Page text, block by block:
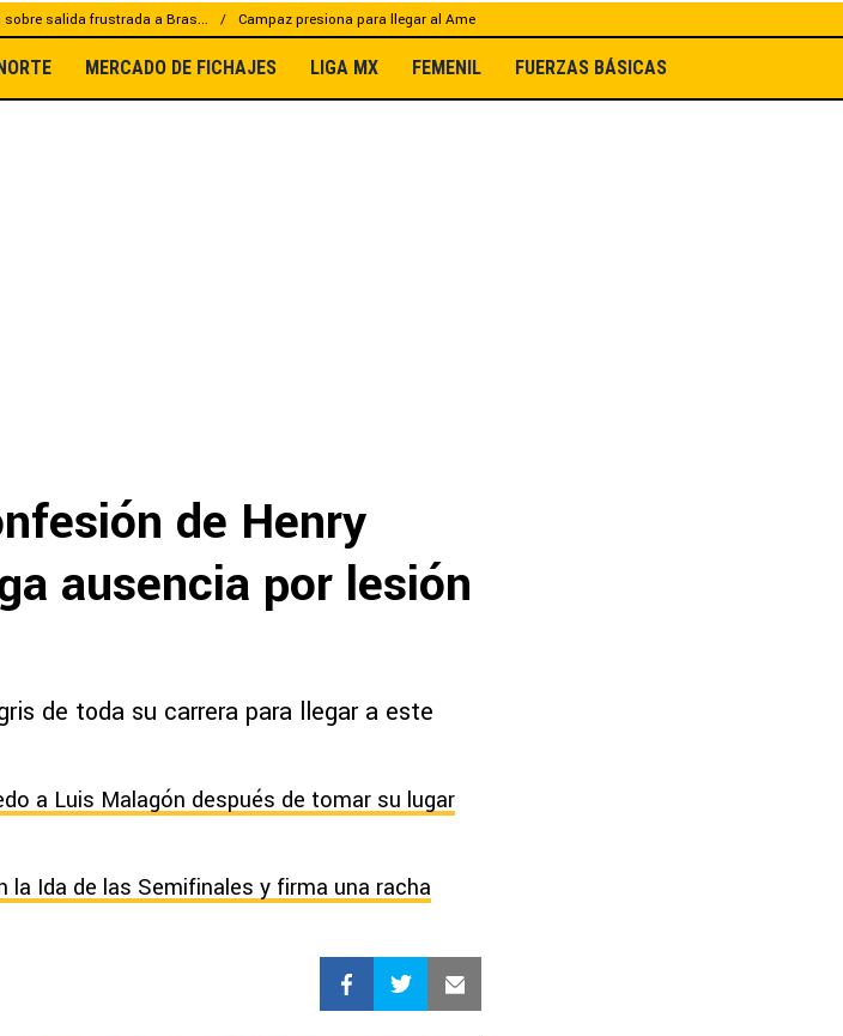
sobre salida frustrada a Bras... Campaz presiona para llegar al Ame
MERCADO DE FICHAJES LIGA MX FEMENIL FUERZAS BÁSICAS
de Henry
ausencia por lesión
de toda su carrera para llegar a este
a Luis Malagón después de tomar su lugar
Ida de las Semifinales y firma una racha